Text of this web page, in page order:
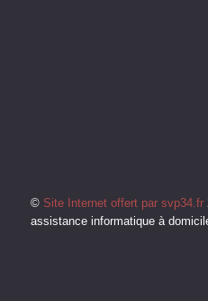
© Site Internet offert par svp34.fr
assistance informatique à